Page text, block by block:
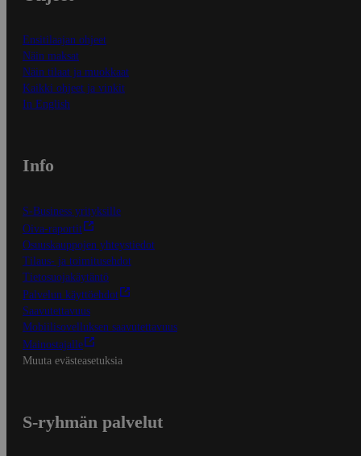
Ensitilaajan ohjeet
Näin maksat
Näin tilaat ja muokkaat
Kaikki ohjeet ja vinkit
In English
Info
S-Business yrityksille
Oiva-raportit
Osuuskauppojen yhteystiedot
Tilaus- ja toimitusehdot
Tietosuojakäytäntö
Palvelun käyttöehdot
Saavutettavuus
Mobiilisovelluksen saavutettavuus
Mainostajalle
Muuta evästeasetuksia
S-ryhmän palvelut